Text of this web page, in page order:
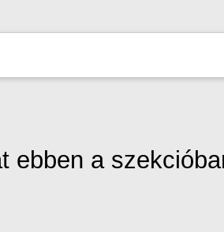
ebben a